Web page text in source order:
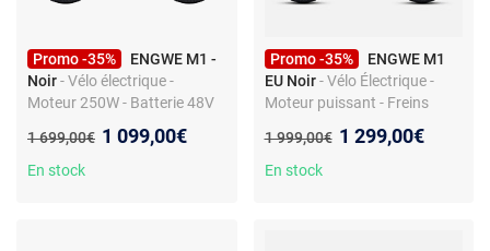
Promo -35%
ENGWE M1 -
Noir- Vélo électrique -
Moteur 250W - Batterie 48V
Freins hydrauliques
Ancien prix :
1 699,00€ Nouveau prix :
1 099,00€
En stock
Promo -35%
ENGWE M1
EU Noir - Vélo Électrique -
Moteur puissant - Freins
Ancien prix :
1 999,00€ Nouveau prix :
1 299,00€
En stock